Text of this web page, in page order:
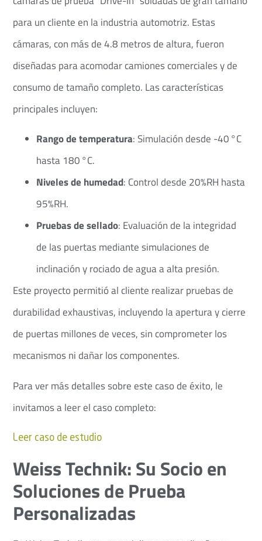
para un cliente en la industria automotriz. Estas
cámaras, con más de 4.8 metros de altura, fueron
diseñadas para acomodar camiones comerciales y de
consumo de tamaño completo. Las características
principales incluyen:​
Rango de temperatura: Simulación desde -40 °C
hasta 180 °C.
Niveles de humedad: Control desde 20%RH hasta
95%RH.​
Pruebas de sellado: Evaluación de la integridad
de las puertas mediante simulaciones de
inclinación y rociado de agua a alta presión.
Este proyecto permitió al cliente realizar pruebas de
durabilidad exhaustivas, incluyendo la apertura y cierre
de puertas millones de veces, sin comprometer los
mecanismos ni dañar los componentes.
Para ver más detalles sobre este caso de éxito, le
invitamos a leer el caso completo:
Leer caso de estudio
Weiss Technik: Su Socio en
Soluciones de Prueba
Personalizadas